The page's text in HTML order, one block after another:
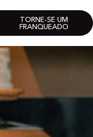
TORNE-SE UM
FRANQUEADO